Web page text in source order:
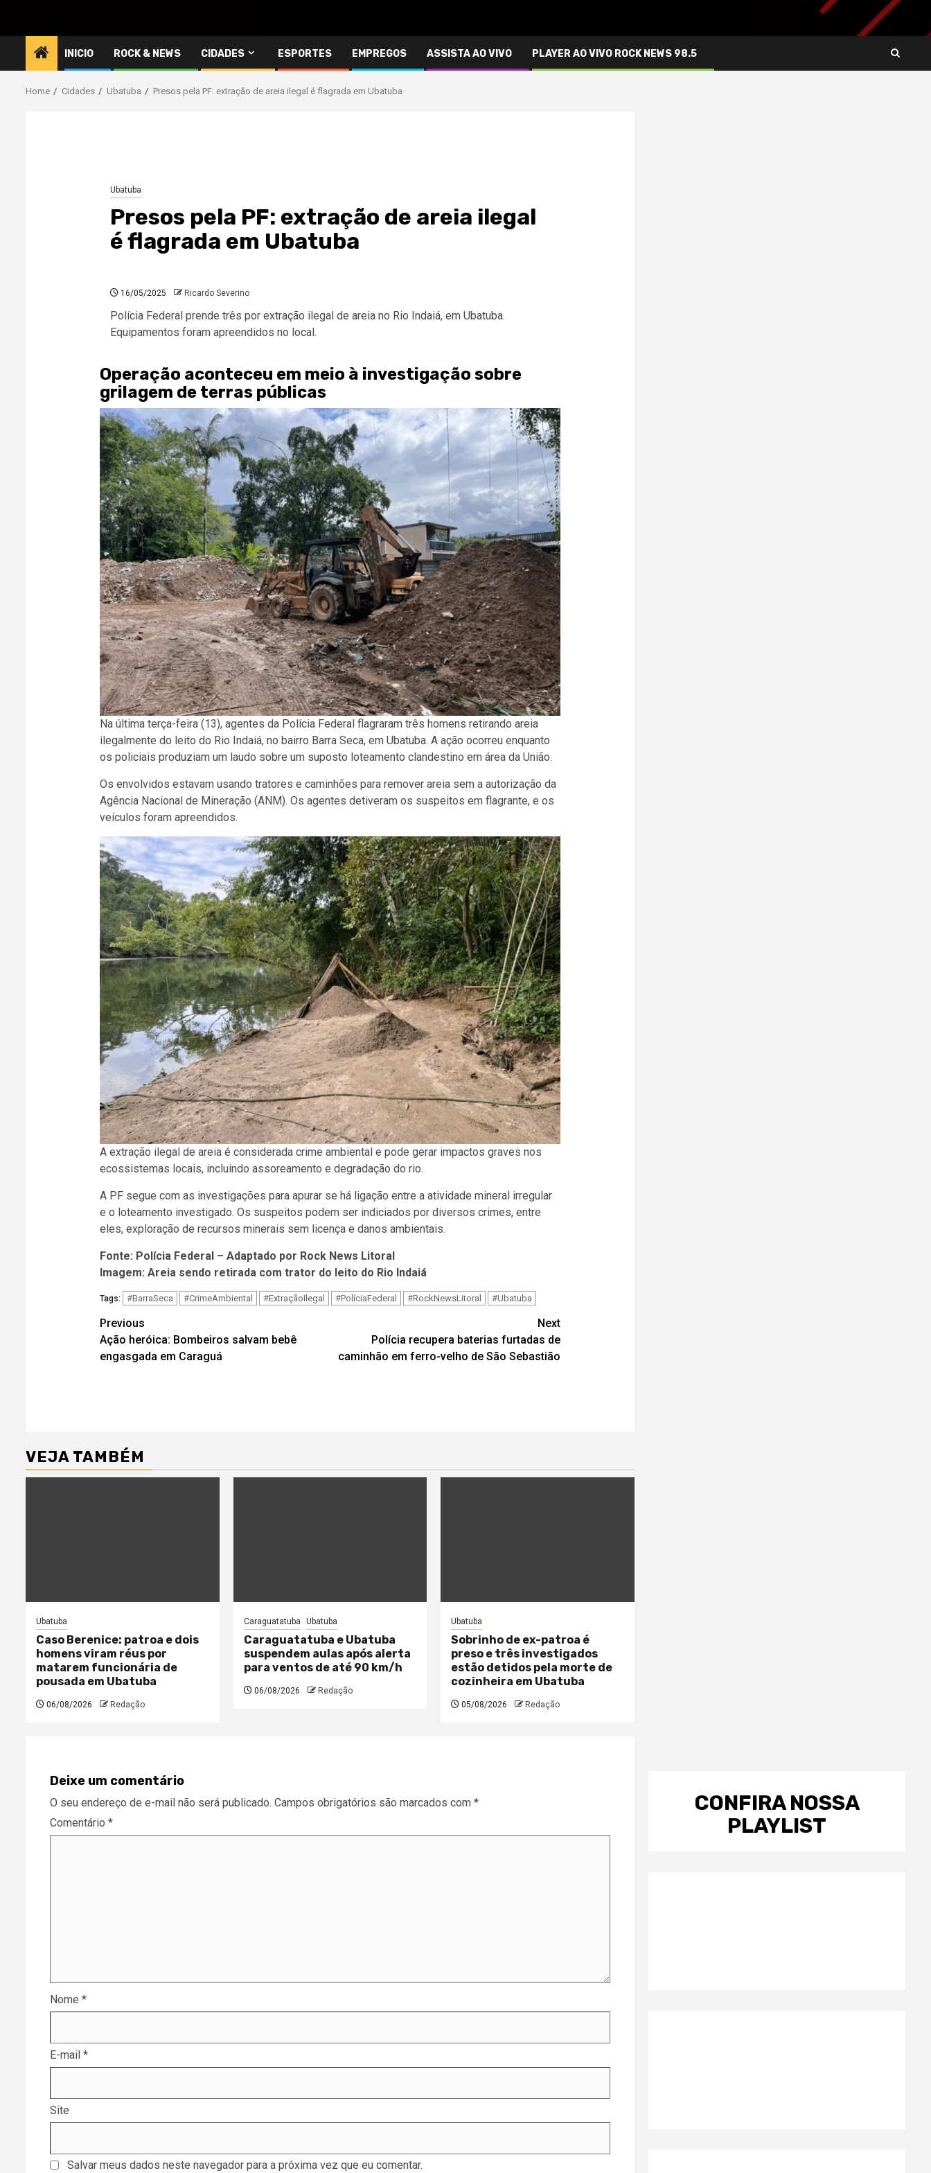
INICIO ROCK & NEWS CIDADES ESPORTES EMPREGOS ASSISTA AO VIVO PLAYER AO VIVO ROCK NEWS 98.5
Home Cidades Ubatuba Presos pela PF: extração de areia ilegal é flagrada em Ubatuba
Ubatuba
Presos pela PF: extração de areia ilegal
é flagrada em Ubatuba
16/05/2025 Ricardo Severino
Polícia Federal prende três por extração ilegal de areia no Rio Indaiá, em Ubatuba.
Equipamentos foram apreendidos no local.
Operação aconteceu em meio à investigação sobre
grilagem de terras públicas
Na última terça-feira (13), agentes da Polícia Federal flagraram três homens retirando areia
ilegalmente do leito do Rio Indaiá, no bairro Barra Seca, em Ubatuba. A ação ocorreu enquanto
os policiais produziam um laudo sobre um suposto loteamento clandestino em área da União.
Os envolvidos estavam usando tratores e caminhões para remover areia sem a autorização da
Agência Nacional de Mineração (ANM). Os agentes detiveram os suspeitos em flagrante, e os
veículos foram apreendidos.
A extração ilegal de areia é considerada crime ambiental e pode gerar impactos graves nos
ecossistemas locais, incluindo assoreamento e degradação do rio.
A PF segue com as investigações para apurar se há ligação entre a atividade mineral irregular
e o loteamento investigado. Os suspeitos podem ser indiciados por diversos crimes, entre
eles, exploração de recursos minerais sem licença e danos ambientais.
Fonte: Polícia Federal – Adaptado por Rock News Litoral
Imagem: Areia sendo retirada com trator do leito do Rio Indaiá
Tags: #BarraSeca #CrimeAmbiental #ExtraçãoIlegal #PolíciaFederal #RockNewsLitoral #Ubatuba
Post
navigation
Previous
Ação heróica: Bombeiros salvam bebê
engasgada em Caraguá
Next
Polícia recupera baterias furtadas de
caminhão em ferro-velho de São Sebastião
VEJA TAMBÉM
Ubatuba
Caso Berenice: patroa e dois
homens viram réus por
matarem funcionária de
pousada em Ubatuba
06/08/2026 Redação
Caraguatatuba Ubatuba
Caraguatatuba e Ubatuba
suspendem aulas após alerta
para ventos de até 90 km/h
06/08/2026 Redação
Ubatuba
Sobrinho de ex-patroa é
preso e três investigados
estão detidos pela morte de
cozinheira em Ubatuba
05/08/2026 Redação
Deixe um comentário
O seu endereço de e-mail não será publicado. Campos obrigatórios são marcados com *
Comentário *
Nome *
E-mail *
Site
Salvar meus dados neste navegador para a próxima vez que eu comentar.
CONFIRA NOSSA
PLAYLIST